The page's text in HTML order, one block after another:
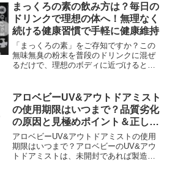
まっくろの素の飲み方は？毎日の
ドリンクで理想の体へ！無理なく
続ける健康習慣で手軽に健康維持
「まっくろの素」をご存知ですか？この
無味無臭の粉末を普段のドリンクに混ぜ
るだけで、理想のボディに近づけると話
め、食生活を変えずに健康的な体を目指
すことができます。忙しい毎日でも健康
的な体を目指したい女性におすすめの粉
末サポートです。仕事や家庭のことで忙
しく、食生活を変えたいと思っていても
なかなか実行に移せない方にとって、
「まっくろの素」は理想的なサポートア
イテムです。
アロベビーUV&アウトドアミスト
の使用期限はいつまで？品質劣化
の原因と見極めポイント＆正しい
保管方法
アロベビーUV&アウトドアミストの使用
期限はいつまで？アロベビーのUV&アウ
トドアミストは、未開封であれば製造日